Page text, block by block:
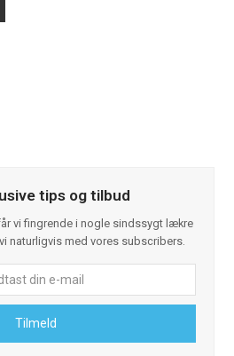
tips og tilbud
vi fingrende i nogle sindssygt lækre
naturligvis med vores subscribers.
Tilmeld